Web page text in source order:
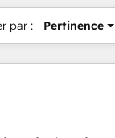
par : Pertinence